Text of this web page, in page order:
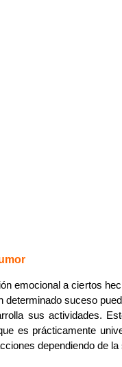
emocional a ciertos
determinado suceso
sus actividades.
es prácticamente
dependiendo de